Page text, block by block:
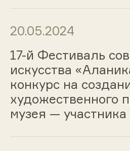
20.05.2024
17-й Фестиваль
искусства
конкурс на
художественного
музея —